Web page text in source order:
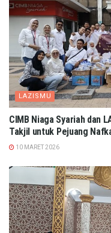
LAZISMU
CIMB Niaga Syariah dan
Takjil untuk Pejuang
10 MARET 2026